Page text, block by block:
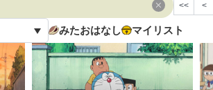
<< <
みたおはなし マイリスト